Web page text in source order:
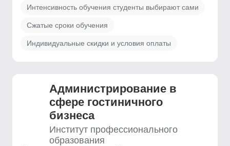
Интенсивность обучения студенты выбирают сами
Сжатые сроки обучения
Индивидуальные скидки и условия оплаты
Администрирование в
сфере гостиничного
бизнеса
Институт профессионального
образования